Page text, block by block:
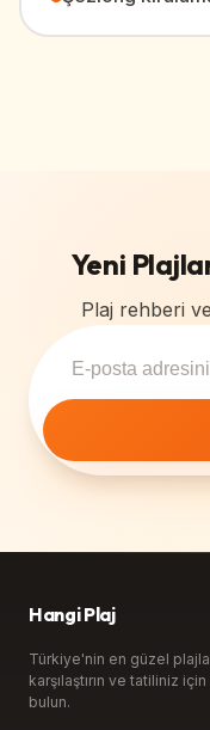
Yeni
Plaj rehberi
Hangi Plaj
Türkiye'nin en güzel
karşılaştırın ve tatiliniz
bulun.